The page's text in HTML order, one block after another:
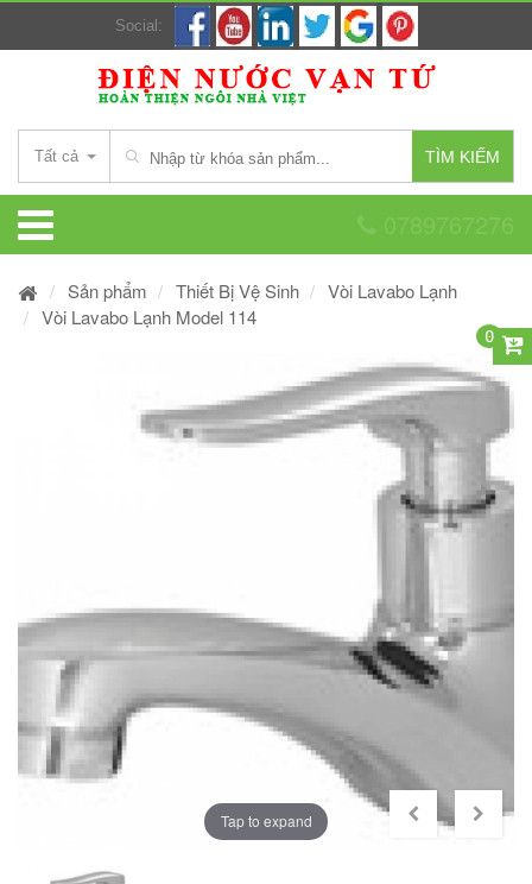
Social:
TÌM KIẾM
Tất cả
0
0789767276
Sản phẩm Thiết Bị Vệ Sinh
Vòi Lavabo Lạnh
Vòi Lavabo Lạnh Model 114
Tap to expand